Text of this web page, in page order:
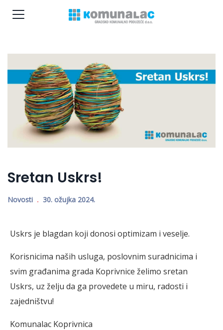
Sretan Uskrs!
Novosti 30. ožujka 2024.
Uskrs je blagdan koji donosi optimizam i veselje.
Korisnicima naših usluga, poslovnim suradnicima i
svim građanima grada Koprivnice želimo sretan
Uskrs, uz želju da ga provedete u miru, radosti i
zajedništvu!
Komunalac Koprivnica